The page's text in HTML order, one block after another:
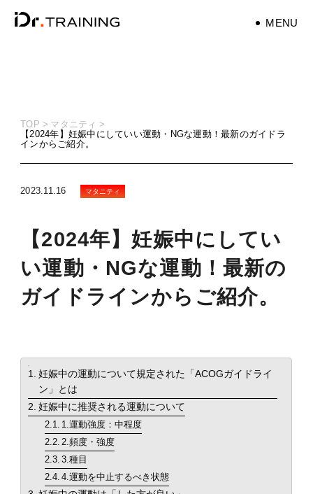
TOP
マタニティ
【2024年】妊娠中にしていい運動・NGな運動！最新のガイドラ
インからご紹介。
2023.11.16 マタニティ
【2024年】妊娠中にしてい
い運動・NGな運動！最新の
ガイドラインからご紹介。
妊娠中の運動について規定された「ACOGガイドライ
ン」とは
妊娠中に推奨される運動について
1.運動強度：中程度
2.頻度・強度
3.種目
4.運動を中止するべき状態
health
筋トレ
training
ダイエット
food
パーソナルジム
personal
MENU